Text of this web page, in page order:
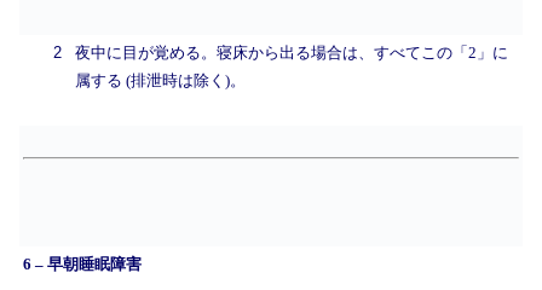
2
夜中に目が覚める。寝床から出る場合は、すべてこの「2」に
属する (排泄時は除く)。
6 – 早朝睡眠障害